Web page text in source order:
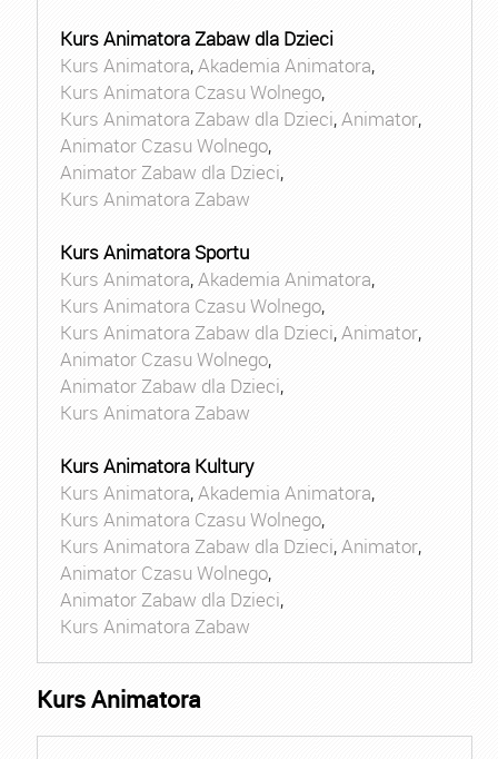
Kurs Animatora Zabaw dla Dzieci
Kurs Animatora,Akademia Animatora,
Kurs Animatora Czasu Wolnego,
Kurs Animatora Zabaw dla Dzieci,Animator,
Animator Czasu Wolnego,
Animator Zabaw dla Dzieci,
Kurs Animatora Zabaw
Kurs Animatora Sportu
Kurs Animatora,Akademia Animatora,
Kurs Animatora Czasu Wolnego,
Kurs Animatora Zabaw dla Dzieci,Animator,
Animator Czasu Wolnego,
Animator Zabaw dla Dzieci,
Kurs Animatora Zabaw
Kurs Animatora Kultury
Kurs Animatora,Akademia Animatora,
Kurs Animatora Czasu Wolnego,
Kurs Animatora Zabaw dla Dzieci,Animator,
Animator Czasu Wolnego,
Animator Zabaw dla Dzieci,
Kurs Animatora Zabaw
Kurs Animatora